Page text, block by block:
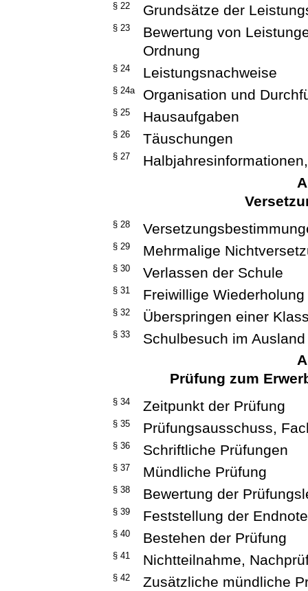
§ 22 Grundsätze der
§ 23
Bewertung von
Ordnung
§ 24 Leistungsnachweise
§ 24a Organisation und
§ 25 Hausaufgaben
§ 26 Täuschungen
§ 27
§ 28
§ 29 Mehrmalige
§ 30 Verlassen der Schule
§ 31 Freiwillige
§ 32 Überspringen einer
§ 33
Schulbesuch im Ausland
Prüfung zum
§ 34 Zeitpunkt der Prüfung
§ 35 Prüfungsausschuss,
§ 36 Schriftliche Prüfungen
§ 37 Mündliche Prüfung
§ 38 Bewertung der
§ 39 Feststellung der Endnote
§ 40 Bestehen der Prüfung
§ 41 Nichtteilnahme,
§ 42 Zusätzliche mündliche